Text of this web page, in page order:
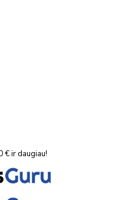
€ ir daugiau!